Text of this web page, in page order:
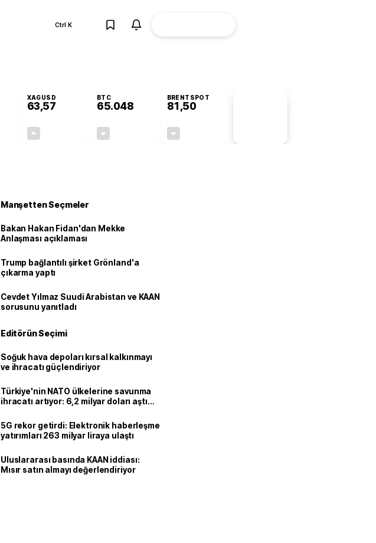
Ctrl K
XAGUSD
63,57
BTC
65.048
BRENTSPOT
81,50
Manşetten Seçmeler
Bakan Hakan Fidan'dan Mekke
Anlaşması açıklaması
Trump bağlantılı şirket Grönland'a
çıkarma yaptı
Cevdet Yılmaz Suudi Arabistan ve KAAN
sorusunu yanıtladı
Editörün Seçimi
Soğuk hava depoları kırsal kalkınmayı
ve ihracatı güçlendiriyor
Türkiye'nin NATO ülkelerine savunma
ihracatı artıyor: 6,2 milyar doları aştı
5G rekor getirdi: Elektronik haberleşme
yatırımları 263 milyar liraya ulaştı
Uluslararası basında KAAN iddiası:
Mısır satın almayı değerlendiriyor